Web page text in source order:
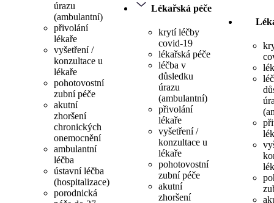
úrazu
(ambulantní)
přivolání
lékaře
vyšetření /
konzultace u
lékaře
pohotovostní
zubní péče
akutní
zhoršení
chronických
onemocnění
ambulantní
léčba
ústavní léčba
(hospitalizace)
porodnická
Lékařská péče
krytí léčby
covid-19
lékařská péče
léčba v
důsledku
úrazu
(ambulantní)
přivolání
lékaře
vyšetření /
konzultace u
lékaře
pohotovostní
zubní péče
akutní
zhoršení